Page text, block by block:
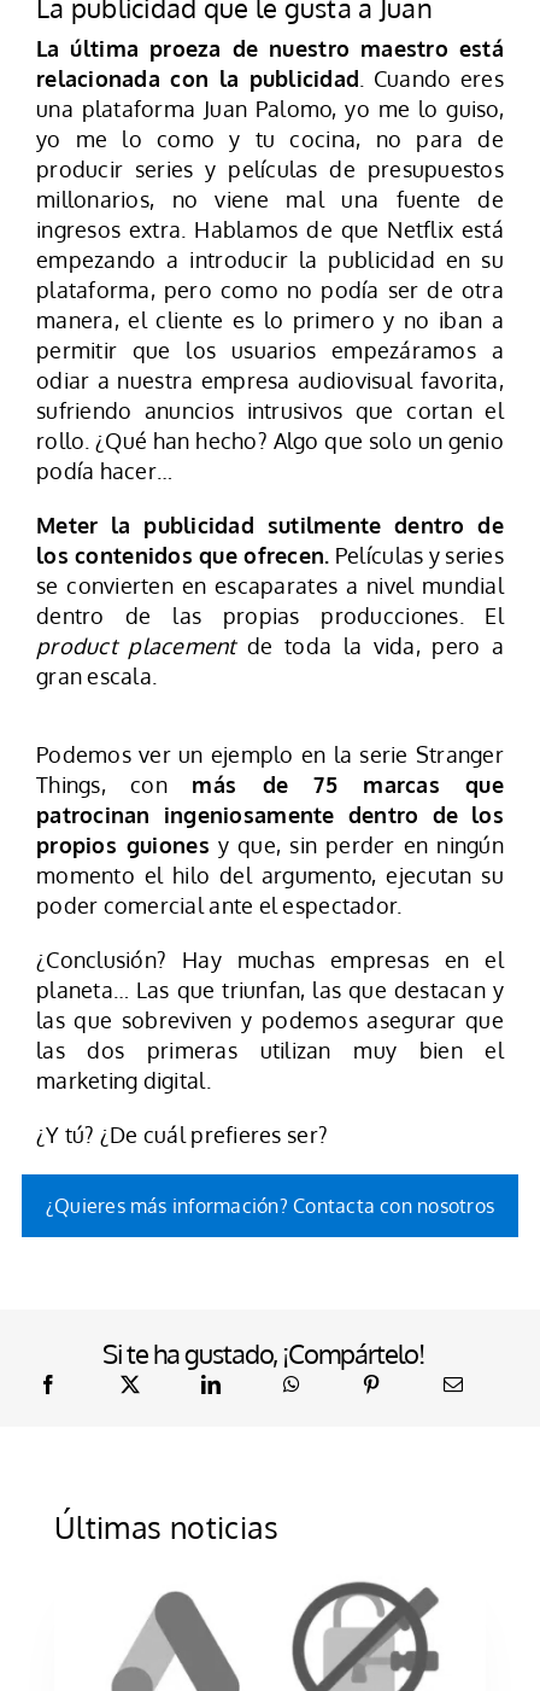
La publicidad que le gusta a Juan
La última proeza de nuestro maestro está
relacionada con la publicidad . Cuando eres
una plataforma Juan Palomo, yo me lo guiso,
yo me lo como y tu cocina, no para de
producir series y películas de presupuestos
millonarios, no viene mal una fuente de
ingresos extra. Hablamos de que Netflix está
empezando a introducir la publicidad en su
plataforma, pero como no podía ser de otra
manera, el cliente es lo primero y no iban a
permitir que los usuarios empezáramos a
odiar a nuestra empresa audiovisual favorita,
sufriendo anuncios intrusivos que cortan el
rollo. ¿Qué han hecho? Algo que solo un genio
podía hacer…
Meter la publicidad sutilmente dentro de
los contenidos que ofrecen. Películas y series
se convierten en escaparates a nivel mundial
dentro de las propias producciones. El
product placementde toda la vida, pero a
gran escala.
Podemos ver un ejemplo en la serie Stranger
Things, con más de 75 marcas que
patrocinan ingeniosamente dentro de los
propios guiones y que, sin perder en ningún
momento el hilo del argumento, ejecutan su
poder comercial ante el espectador.
¿Conclusión? Hay muchas empresas en el
planeta… Las que triunfan, las que destacan y
las que sobreviven y podemos asegurar que
las dos primeras utilizan muy bien el
marketing digital.
¿Y tú? ¿De cuál prefieres ser?
¿Quieres más información? Contacta con nosotros
Si te ha gustado, ¡Compártelo!
Últimas noticias